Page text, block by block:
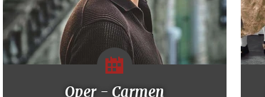
Oper - Carmen